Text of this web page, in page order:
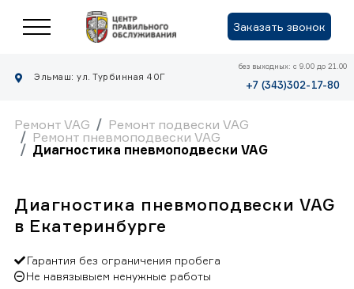
Заказать звонок
Эльмаш: ул. Турбинная 40Г
без выходных: с 9.00 до 21.00
+7 (343)302-17-80
Ремонт VAG
Ремонт подвески VAG
Ремонт пневмоподвески VAG
Диагностика пневмоподвески VAG
Диагностика пневмоподвески VAG
в Екатеринбурге
Гарантия без ограничения пробега
Не навязывыем ненужные работы